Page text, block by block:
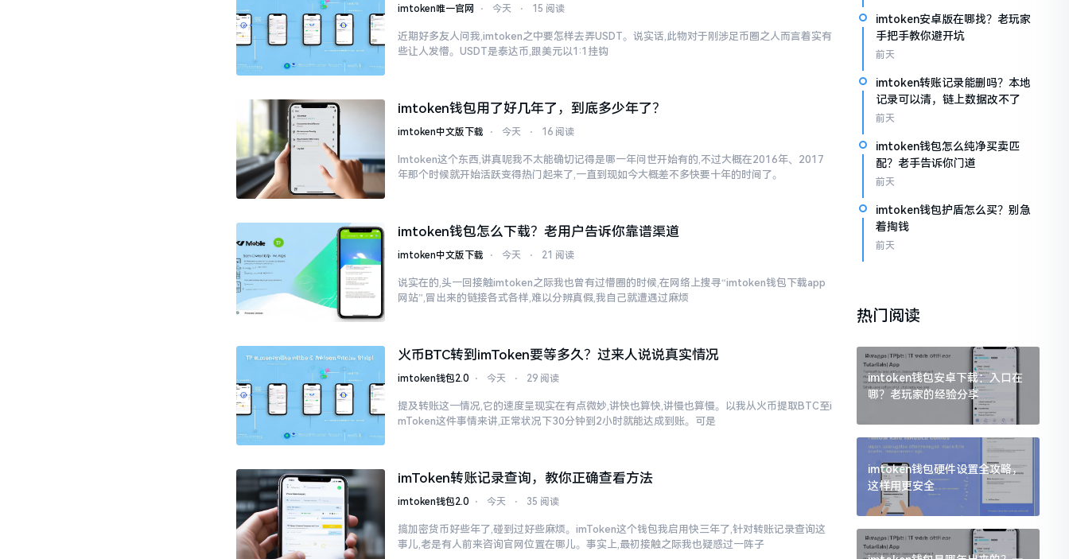
imtoken唯一官网 ⋅ 今天 ⋅ 15 阅读
近期好多友人问我,imtoken之中要怎样去弄USDT。说实话,此物对于刚涉足币圈之人而言着实有
些让人发懵。USDT是泰达币,跟美元以1:1挂钩
imtoken钱包用了好几年了，到底多少年了？
imtoken中文版下载 ⋅ 今天 ⋅ 16 阅读
Imtoken这个东西,讲真呢我不太能确切记得是哪一年问世开始有的,不过大概在2016年、2017
年那个时候就开始活跃变得热门起来了,一直到现如今大概差不多快要十年的时间了。
imtoken钱包怎么下载？老用户告诉你靠谱渠道
imtoken中文版下载 ⋅ 今天 ⋅ 21 阅读
说实在的,头一回接触imtoken之际我也曾有过懵圈的时候,在网络上搜寻“imtoken钱包下载app
网站”,冒出来的链接各式各样,难以分辨真假,我自己就遭遇过麻烦
火币BTC转到imToken要等多久？过来人说说真实情况
imtoken钱包2.0 ⋅ 今天 ⋅ 29 阅读
提及转账这一情况,它的速度呈现实在有点微妙,讲快也算快,讲慢也算慢。以我从火币提取BTC至i
mToken这件事情来讲,正常状况下30分钟到2小时就能达成到账。可是
imToken转账记录查询，教你正确查看方法
imtoken钱包2.0 ⋅ 今天 ⋅ 35 阅读
搞加密货币好些年了,碰到过好些麻烦。imToken这个钱包我启用快三年了,针对转账记录查询这
事儿,老是有人前来咨询官网位置在哪儿。事实上,最初接触之际我也疑惑过一阵子
imtoken安卓版在哪找？老玩家
手把手教你避开坑
前天
imtoken转账记录能删吗？本地
记录可以清，链上数据改不了
前天
imtoken钱包怎么纯净买卖匹
配？老手告诉你门道
前天
imtoken钱包护盾怎么买？别急
着掏钱
前天
热门阅读
imtoken钱包安卓下载：入口在
哪？老玩家的经验分享
imtoken钱包硬件设置全攻略，
这样用更安全